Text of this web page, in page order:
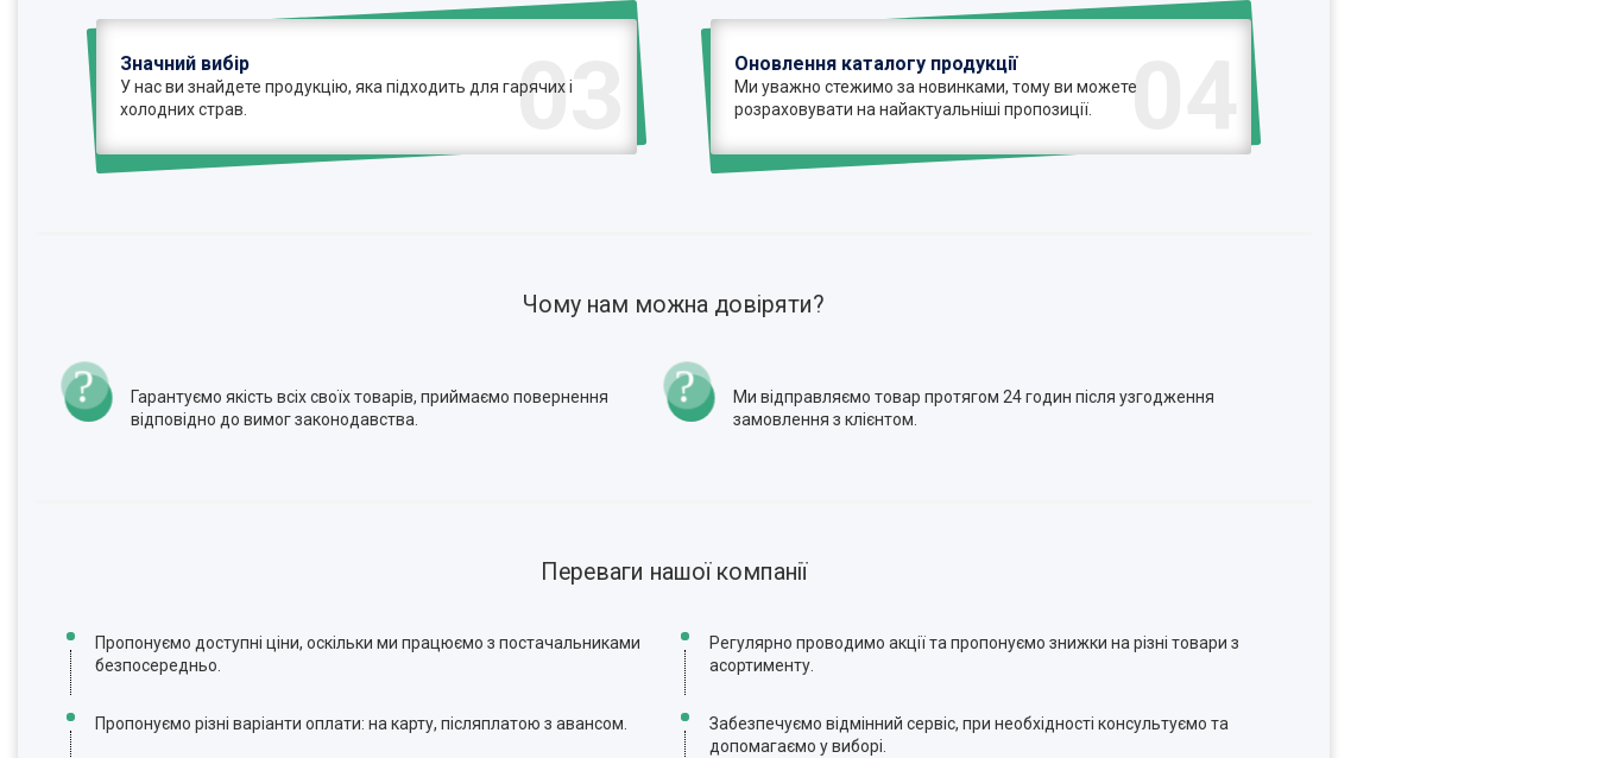
03
Значний вибір
У нас ви знайдете продукцію, яка підходить для гарячих і
холодних страв.
04
Оновлення каталогу продукції
Ми уважно стежимо за новинками, тому ви можете
розраховувати на найактуальніші пропозиції.
Чому нам можна довіряти?
Гарантуємо якість всіх своїх товарів, приймаємо повернення
відповідно до вимог законодавства.
Ми відправляємо товар протягом 24 годин після узгодження
замовлення з клієнтом.
Переваги нашої компанії
Пропонуємо доступні ціни, оскільки ми працюємо з постачальниками
безпосередньо.
Регулярно проводимо акції та пропонуємо знижки на різні товари з
асортименту.
Пропонуємо різні варіанти оплати: на карту, післяплатою з авансом.
Забезпечуємо відмінний сервіс, при необхідності консультуємо та
допомагаємо у виборі.